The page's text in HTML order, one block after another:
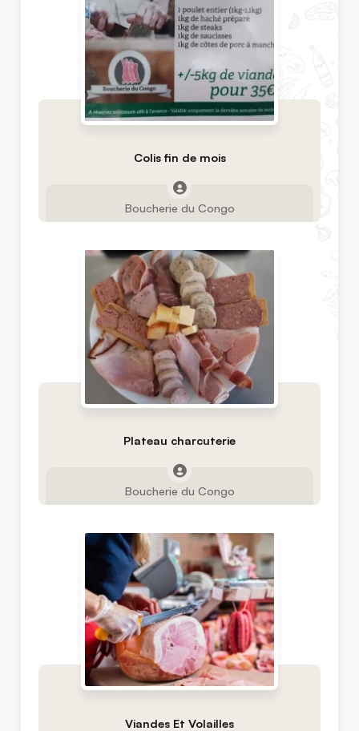
Colis fin de mois
Boucherie du Congo
Plateau charcuterie
Boucherie du Congo
Viandes Et Volailles